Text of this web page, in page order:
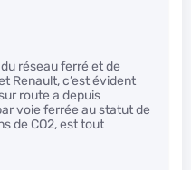
réseau ferré et de
Renault, c’est évident
route a depuis
voie ferrée au statut de
de CO2, est tout